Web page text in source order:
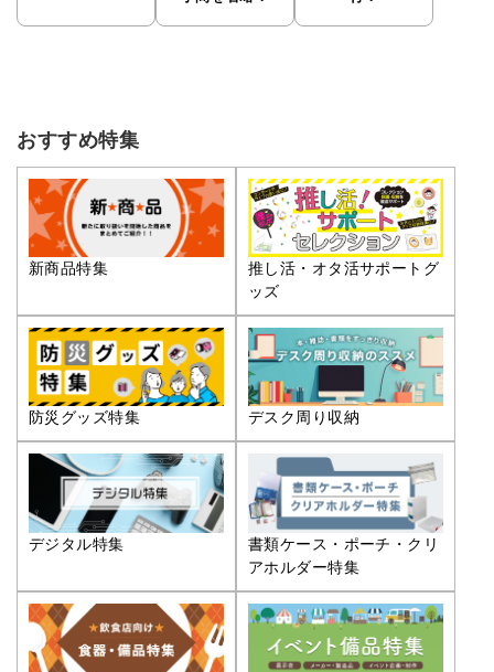
おすすめ特集
新商品特集
推し活・オタ活サポートグ
ッズ
防災グッズ特集 デスク周り収納
デジタル特集
書類ケース・ポーチ・クリ
アホルダー特集